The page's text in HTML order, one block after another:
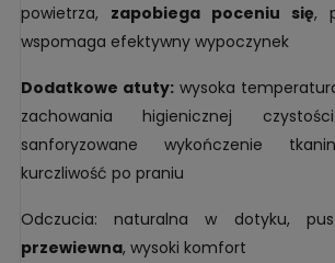
powietrza, zapobiega poceniu się,
wspomaga efektywny wypoczynek
Dodatkowe atuty: wysoka
zachowania higienicznej
sanforyzowane wykończenie
kurczliwość po praniu
Odczucia: naturalna w dotyku,
przewiewna, wysoki komfort